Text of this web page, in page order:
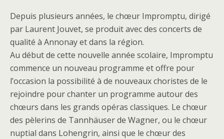
Depuis plusieurs années, le chœur Impromptu, dirigé
par Laurent Jouvet, se produit avec des concerts de
qualité à Annonay et dans la région.
Au début de cette nouvelle année scolaire, Impromptu
commence un nouveau programme et offre pour
l’occasion la possibilité à de nouveaux choristes de le
rejoindre pour chanter un programme autour des
chœurs dans les grands opéras classiques. Le chœur
des pèlerins de Tannhäuser de Wagner, ou le chœur
nuptial dans Lohengrin, ainsi que le chœur des